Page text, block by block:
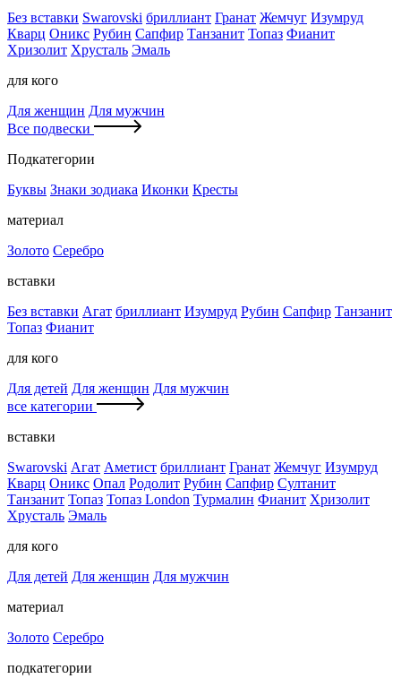
Без вставки Swarovski бриллиант Гранат Жемчуг Изумруд
Кварц Оникс Рубин Сапфир Танзанит Топаз Фианит
Хризолит Хрусталь Эмаль
для кого
Для женщин Для мужчин
Все подвески
Подкатегории
Буквы Знаки зодиака Иконки Кресты
материал
Золото Серебро
вставки
Без вставки Агат бриллиант Изумруд Рубин Сапфир Танзанит
Топаз Фианит
для кого
Для детей Для женщин Для мужчин
все категории
вставки
Swarovski Агат Аметист бриллиант Гранат Жемчуг Изумруд
Кварц Оникс Опал Родолит Рубин Сапфир Султанит
Танзанит Топаз Топаз London Турмалин Фианит Хризолит
Хрусталь Эмаль
для кого
Для детей Для женщин Для мужчин
материал
Золото Серебро
подкатегории